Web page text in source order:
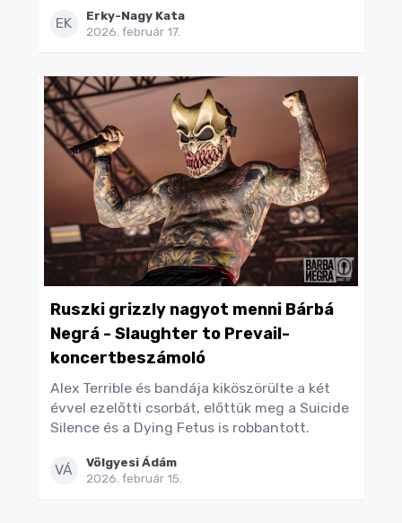
EK
Erky-Nagy Kata
2026. február 17.
Ruszki grizzly nagyot menni Bárbá
Negrá - Slaughter to Prevail-
koncertbeszámoló
Alex Terrible és bandája kiköszörülte a két
évvel ezelőtti csorbát, előttük meg a Suicide
Silence és a Dying Fetus is robbantott.
VÁ
Völgyesi Ádám
2026. február 15.